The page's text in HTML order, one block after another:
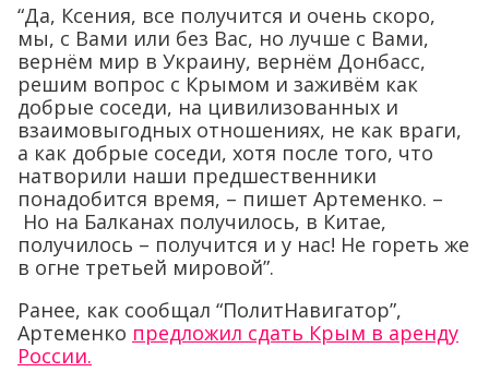
“Да, Ксения, все получится и очень скоро,
мы, с Вами или без Вас, но лучше с Вами,
вернём мир в Украину, вернём Донбасс,
решим вопрос с Крымом и заживём как
добрые соседи, на цивилизованных и
взаимовыгодных отношениях, не как враги,
а как добрые соседи, хотя после того, что
натворили наши предшественники
понадобится время, – пишет Артеменко. –
Но на Балканах получилось, в Китае,
получилось – получится и у нас! Не гореть же
в огне третьей мировой”.
Ранее, как сообщал “ПолитНавигатор”,
Артеменко предложил сдать Крым в аренду
России.